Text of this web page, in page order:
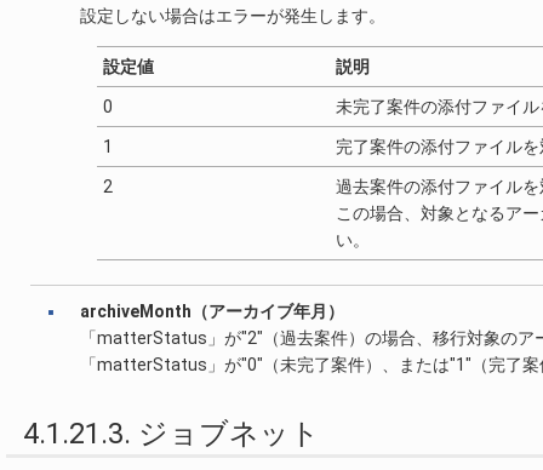
設定しない場合はエラーが発生します。
設定値 説明
0 未完了案件の添付ファイ
1 完了案件の添付ファイル
2
過去案件の添付ファイル
この場合、対象となるア
い。
archiveMonth（アーカイブ年月）
「matterStatus」が"2"（過去案件）の場合、移行対象の
「matterStatus」が"0"（未完了案件）、または"1"（完了
4.1.21.3. ジョブネット